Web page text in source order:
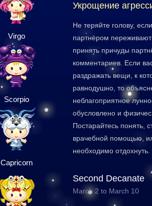
Virgo
Scorpio
Capricorn
Укрощение
Не теряйте голову,
партнёром
принять причуды
комментариев. Если
раздражать вещи, к
равнодушно, то
неблагоприятное
обусловлено и
Постарайтесь понять,
врачебной помощью,
необходимо отдохнуть.
Second Decanate
March 2 to March 10